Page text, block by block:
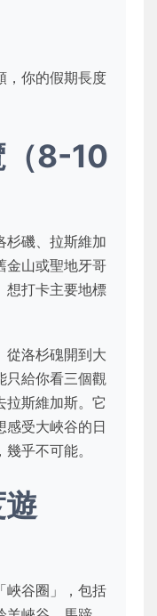
，你的假期長度
（8-10
杉磯、拉斯維加
金山或聖地牙哥
想打卡主要地標
從洛杉磈開到大
只給你看三個觀
拉斯維加斯。它
感受大峽谷的日
乎不可能。
峽谷圈」，包括